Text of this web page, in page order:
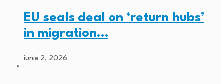
EU seals deal on ‘return hubs’
in migration…
iunie 2, 2026